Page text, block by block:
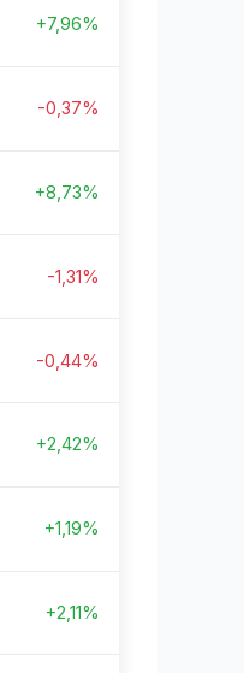
+7,96%
-0,37%
+8,73%
-1,31%
-0,44%
+2,42%
+1,19%
+2,11%